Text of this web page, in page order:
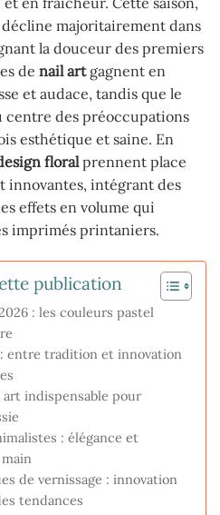
majoritairement dans
la douceur des premiers
de nail artgagnent en
et audace, tandis que le
des préoccupations
esthétique et saine. En
floralprennent place
innovantes, intégrant des
effets en volume qui
imprimés printaniers.
publication
: les couleurs pastel
entre tradition et innovation
art indispensable pour
: élégance et
de vernissage : innovation
tendances